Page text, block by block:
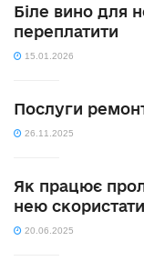
Біле вино для
переплатити
15.01.2026
Послуги
26.11.2025
Як працює
нею
20.06.2025